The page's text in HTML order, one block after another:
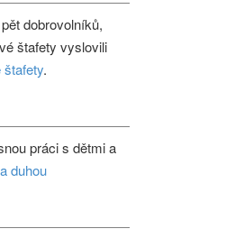
dobrovolníků,
štafety vyslovili
štafety.
práci s dětmi a
duhou